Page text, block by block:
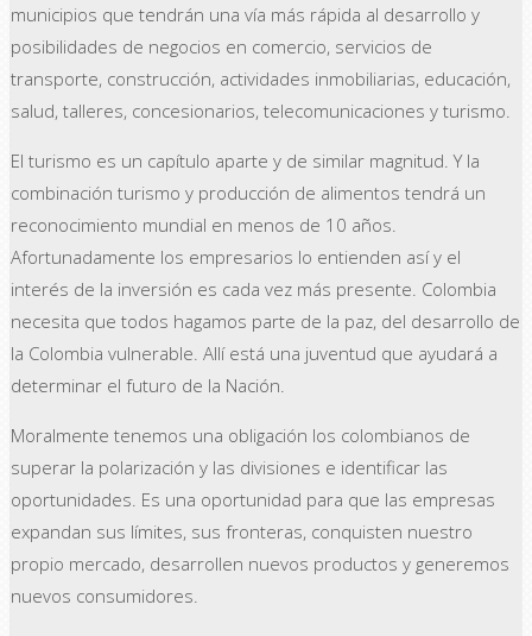
municipios que tendrán una vía más rápida al desarrollo y
posibilidades de negocios en comercio, servicios de
transporte, construcción, actividades inmobiliarias, educación,
salud, talleres, concesionarios, telecomunicaciones y turismo.
El turismo es un capítulo aparte y de similar magnitud. Y la
combinación turismo y producción de alimentos tendrá un
reconocimiento mundial en menos de 10 años.
Afortunadamente los empresarios lo entienden así y el
interés de la inversión es cada vez más presente. Colombia
necesita que todos hagamos parte de la paz, del desarrollo de
la Colombia vulnerable. Allí está una juventud que ayudará a
determinar el futuro de la Nación.
Moralmente tenemos una obligación los colombianos de
superar la polarización y las divisiones e identificar las
oportunidades. Es una oportunidad para que las empresas
expandan sus límites, sus fronteras, conquisten nuestro
propio mercado, desarrollen nuevos productos y generemos
nuevos consumidores.